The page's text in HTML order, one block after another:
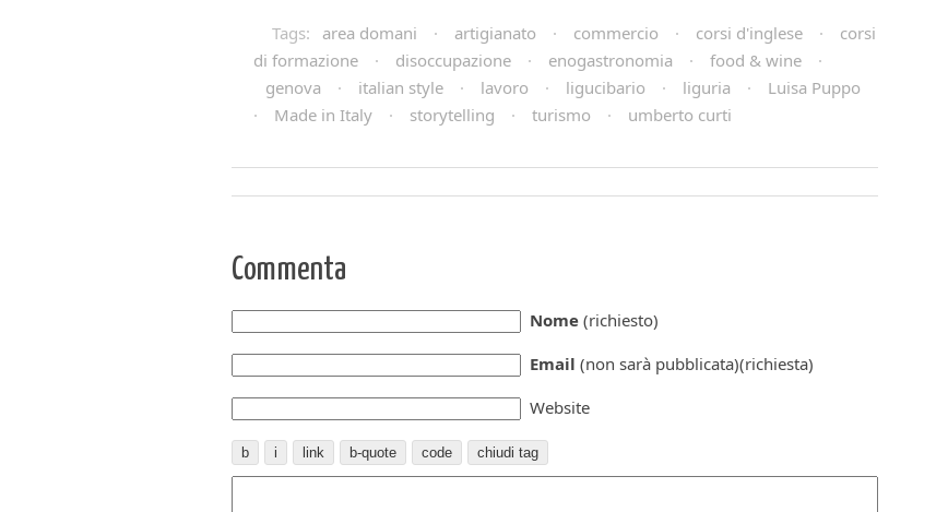
Tags: area domani · artigianato · commercio · corsi d'inglese ·
corsi
di formazione
· disoccupazione · enogastronomia · food & wine
·
genova
· italian style · lavoro · ligucibario · liguria ·
Luisa Puppo
·
Made in Italy · storytelling · turismo · umberto curti
Commenta
Nome (richiesto)
Email (non sarà pubblicata)(richiesta)
Website